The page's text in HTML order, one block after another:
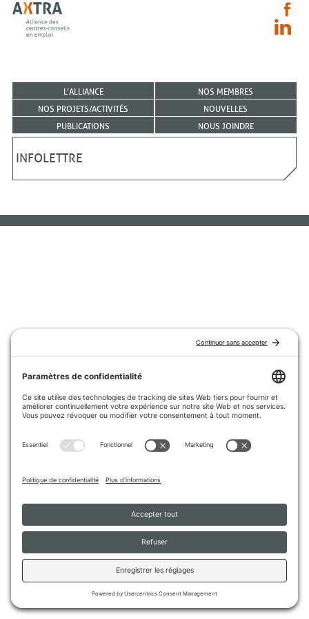
L’ALLIANCE
NOS MEMBRES
NOS PROJETS/ACTIVITÉS
NOUVELLES
PUBLICATIONS
NOUS JOINDRE
INFOLETTRE